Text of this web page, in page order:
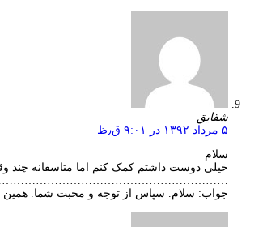
شقايق
۵ مرداد ۱۳۹۲ در ۹:۰۱ ق٫ظ
سلام
خیلی دوست داشتم کمک کنم اما متاسفانه چند
جواب: سلام. سپاس از توجه و محبت شما. همین